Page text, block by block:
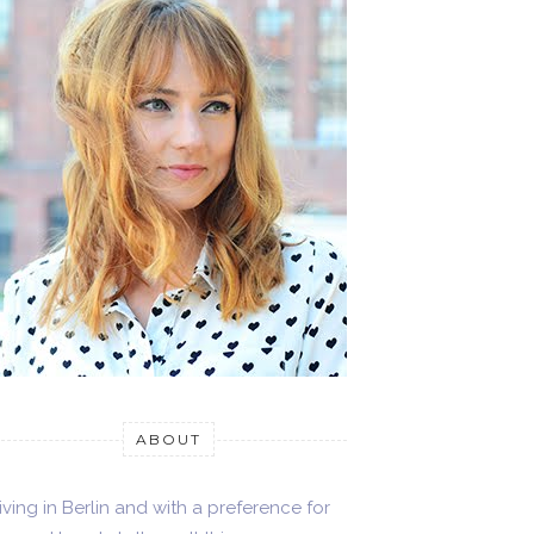
ABOUT
in Berlin and with a preference for